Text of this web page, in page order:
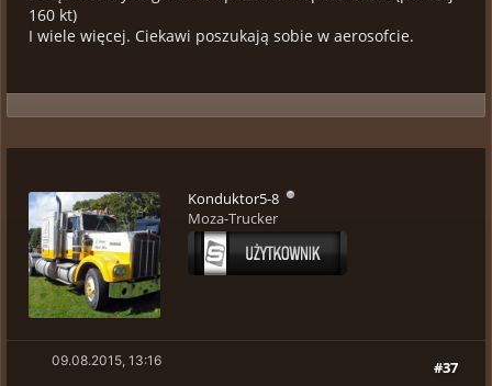
160 kt)
I wiele więcej. Ciekawi poszukają sobie w aerosofcie.
Konduktor5-8
Moza-Trucker
#37
09.08.2015, 13:16